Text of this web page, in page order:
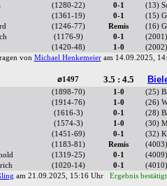
(1280-22) 0-1 (13)
(1361-19) 0-1 (15)
(1246-77) Remis (16)
(1176-9) 0-1
(1420-48) 1-0
von Michael Henkemeieram 14.09.2025,
⌀1497 3.5 : 4.5
(1898-70) 1-0 (25)
(1914-76) 1-0 (26)
(1616-3) 0-1 (28)
(1574-3) 1-0 (30)
(1451-69) 0-1 (32)
(1183-81) Remis
(1319-25) 0-1
(1020-14) 0-1
am 21.09.2025, 15:16 Uhr Ergebnis